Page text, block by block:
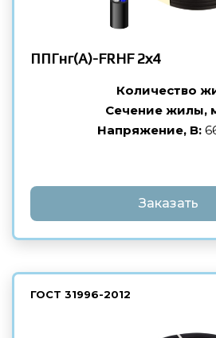
ППГнг(А)-FRHF2х4
Количество
Сечение жилы,
Напряжение, В:
Заказать
ГОСТ 31996-2012